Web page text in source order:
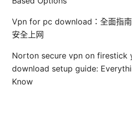
Vpn for pc download：全面指
安全上网
Norton secure vpn on firestick
download setup guide:
Know